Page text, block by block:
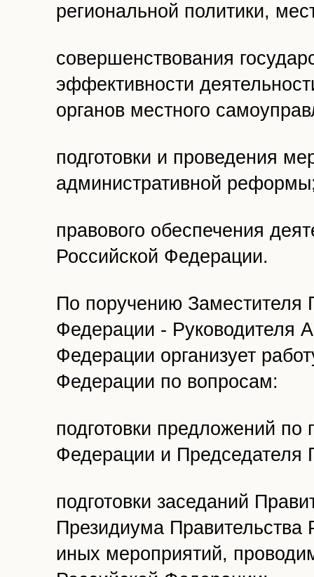
региональной политики,
совершенствования
эффективности
органов местного
подготовки и проведения
административной
правового обеспечения
Российской Федерации.
По поручению Заместителя
Федерации - Руководителя
Федерации организует
Федерации по вопросам:
подготовки предложений по
Федерации и Председателя
подготовки заседаний
Президиума
иных мероприятий,